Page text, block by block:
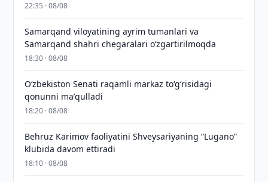
22:35 · 08/08
Samarqand viloyatining ayrim tumanlari va
Samarqand shahri chegaralari oʻzgartirilmoqda
18:30 · 08/08
Oʻzbekiston Senati raqamli markaz toʻgʻrisidagi
qonunni maʼqulladi
18:20 · 08/08
Behruz Karimov faoliyatini Shveysariyaning “Lugano”
klubida davom ettiradi
18:10 · 08/08